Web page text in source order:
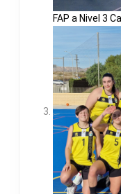
FAP a Nivel 3